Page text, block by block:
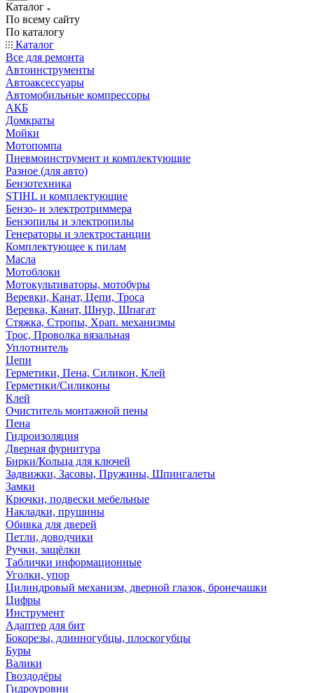
Каталог
По всему сайту
По каталогу
Каталог
Все для ремонта
Автоинструменты
Автоаксессуары
Автомобильные компрессоры
АКБ
Домкраты
Мойки
Мотопомпа
Пневмоинструмент и комплектующие
Разное (для авто)
Бензотехника
STIHL и комплектующие
Бензо- и электротриммера
Бензопилы и электропилы
Генераторы и электростанции
Комплектующее к пилам
Масла
Мотоблоки
Мотокультиваторы, мотобуры
Веревки, Канат, Цепи, Троса
Веревка, Канат, Шнур, Шпагат
Стяжка, Стропы, Храп. механизмы
Трос, Проволка вязальная
Уплотнитель
Цепи
Герметики, Пена, Силикон, Клей
Герметики/Силиконы
Клей
Очиститель монтажной пены
Пена
Гидроизоляция
Дверная фурнитура
Бирки/Кольца для ключей
Задвижки, Засовы, Пружины, Шпингалеты
Замки
Крючки, подвески мебельные
Накладки, прушины
Обивка для дверей
Петли, доводчики
Ручки, защёлки
Таблички информационные
Уголки, упор
Цилиндровый механизм, дверной глазок, бронечашки
Цифры
Инструмент
Адаптер для бит
Бокорезы, длинногубцы, плоскогубцы
Буры
Валики
Гвоздодёры
Гидроуровни